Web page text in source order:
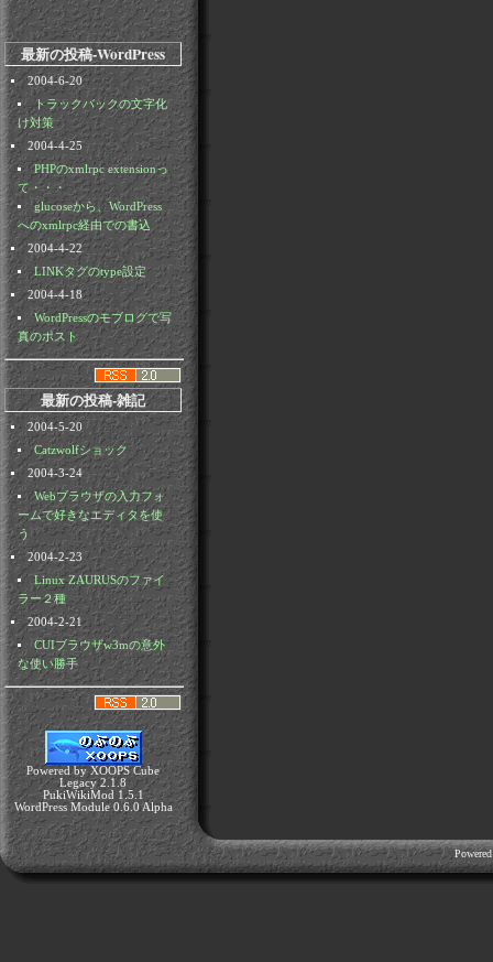
最新の投稿-WordPress
2004-6-20
トラックバックの文字化
け対策
2004-4-25
PHPのxmlrpc extensionっ
て・・・
glucoseから、WordPress
へのxmlrpc経由での書込
2004-4-22
LINKタグのtype設定
2004-4-18
WordPressのモブログで写
真のポスト
最新の投稿-雑記
2004-5-20
Catzwolfショック
2004-3-24
Webブラウザの入力フォ
ームで好きなエディタを使
う
2004-2-23
Linux ZAURUSのファイ
ラー２種
2004-2-21
CUIブラウザw3mの意外
な使い勝手
Powered by XOOPS Cube
Legacy 2.1.8
PukiWikiMod 1.5.1
WordPress Module 0.6.0 Alpha